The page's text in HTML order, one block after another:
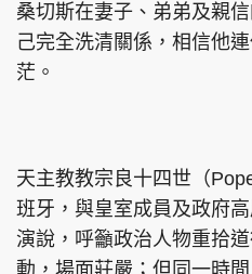
桑切斯在妻子、弟弟及親
己完全洗清關係，相信他
茫。
天主教教宗良十四世（
班牙，與皇室成員及政府
演說，呼籲政治人物重拾
動，場面莊嚴；但同一時